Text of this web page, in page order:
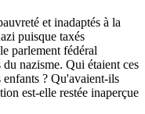
et inadaptés à la
puisque taxés
parlement fédéral
nazisme. Qui étaient ces
enfants ? Qu'avaient-ils
est-elle restée inaperçue